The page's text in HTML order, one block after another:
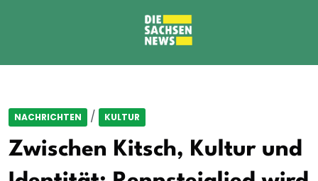
NACHRICHTEN / KULTUR
Zwischen Kitsch, Kultur und